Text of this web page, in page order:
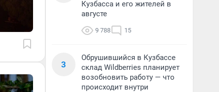
Кузбасса и его жителей в
августе
9 788 15
3
Обрушившийся в Кузбассе
склад Wildberries планирует
возобновить работу — что
происходит внутри